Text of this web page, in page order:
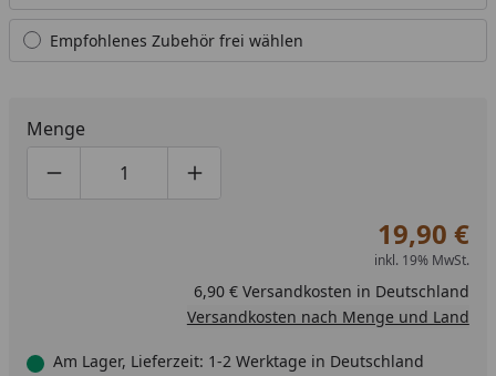
Empfohlenes Zubehör frei wählen
Menge
Produktmenge um eins verringern
Produktmenge manuell eingeben
Produktmenge um eins erhöhen
19,90 €
inkl. 19% MwSt.
6,90 € Versandkosten in Deutschland
Versandkosten nach Menge und Land
Am Lager, Lieferzeit: 1-2 Werktage in Deutschland